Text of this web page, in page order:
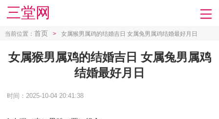
三堂网
当前位置： 首页 > 女属猴男属鸡的结婚吉日 女属兔男属鸡结婚最好月日
女属猴男属鸡的结婚吉日 女属兔男属鸡
结婚最好月日
时间：2025-10-04 20:41:38